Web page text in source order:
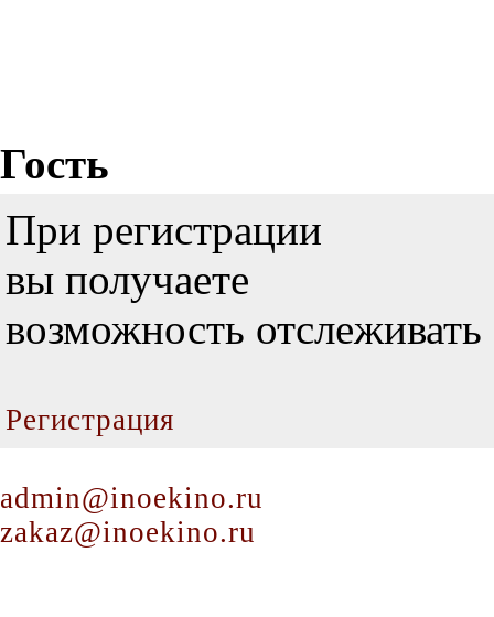
Гость
При регистрации
вы получаете
возможность
Регистрация
admin@inoekino.ru
zakaz@inoekino.ru